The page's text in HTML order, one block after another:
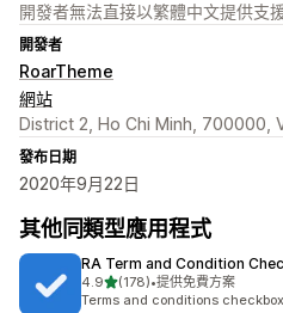
開發者無法直接以繁體中文提供支
開發者
RoarTheme
網站
District 2, Ho Chi Minh, 700000,
發布日期
2020年9月22日
其他同類型應用程式
RA Term and Condition
4.9滿分 5 顆星
(178)
共有 178 則評價
•提供免費方案
Terms and conditions